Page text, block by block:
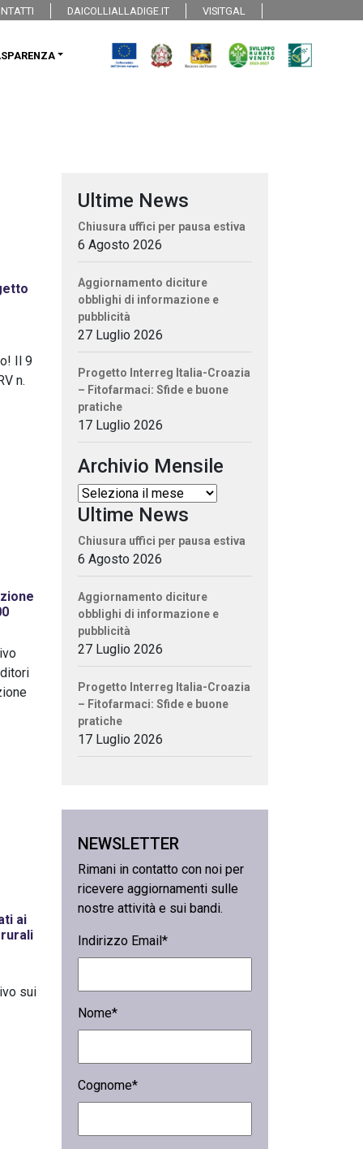
DAICOLLIALLADIGE.IT VISITGAL
Il 9
n.
ai
sui
Ultime News
Chiusura uffici per pausa estiva
6 Agosto 2026
Aggiornamento diciture
obblighi di informazione e
pubblicità
27 Luglio 2026
Progetto Interreg Italia-Croazia
– Fitofarmaci: Sfide e buone
pratiche
17 Luglio 2026
Archivio Mensile
Ultime News
Chiusura uffici per pausa estiva
6 Agosto 2026
Aggiornamento diciture
obblighi di informazione e
pubblicità
27 Luglio 2026
Progetto Interreg Italia-Croazia
– Fitofarmaci: Sfide e buone
pratiche
17 Luglio 2026
NEWSLETTER
Rimani in contatto con noi per
ricevere aggiornamenti sulle
nostre attività e sui bandi.
Indirizzo Email*
Nome*
Cognome*